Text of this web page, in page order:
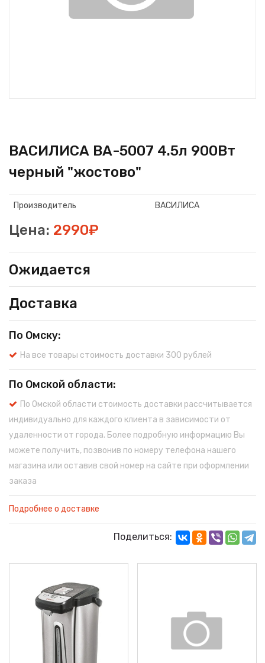
ВАСИЛИСА ВА-5007 4.5л 900Вт
черный "жостово"
Производитель ВАСИЛИСА
Цена: 2990₽
Ожидается
Доставка
По Омску:
На все товары стоимость доставки 300 рублей
По Омской области:
По Омской области стоимость доставки рассчитывается
индивидуально для каждого клиента в зависимости от
удаленности от города. Более подробную информацию Вы
можете получить, позвонив по номеру телефона нашего
магазина или оставив свой номер на сайте при оформлении
заказа
Подробнее о доставке
Поделиться: